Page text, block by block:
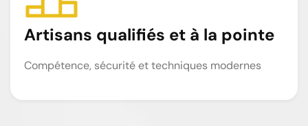
Artisans qualifiés et à la pointe
Compétence, sécurité et techniques modernes